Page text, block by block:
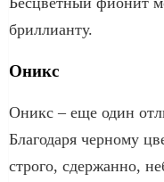
бриллианту.
Оникс
Оникс – еще один
Благодаря черному
строго, сдержанно,